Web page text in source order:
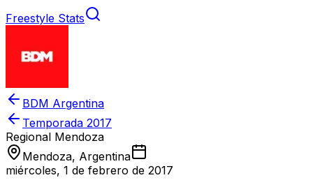
Freestyle Stats
BDM Argentina
Temporada 2017
Regional Mendoza
Mendoza, Argentina
miércoles, 1 de febrero de 2017